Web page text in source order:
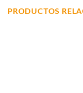
PRODUCTOS